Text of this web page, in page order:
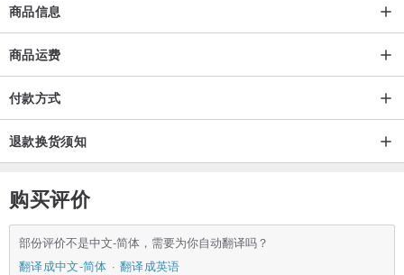
商品信息
商品运费
付款方式
退款换货须知
购买评价
部份评价不是中文-简体，需要为你自动翻译吗？
翻译成中文-简体
翻译成英语